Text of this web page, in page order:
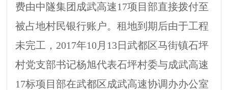
费由中隧集团成武高速17项目部直接拨付至
被占地村民银行账户。租地到期后由于工程
未完工，2017年10月13日武都区马街镇石坪
村党支部书记杨旭代表石坪村委与成武高速
17标项目部在武都区成武高速协调办办公室